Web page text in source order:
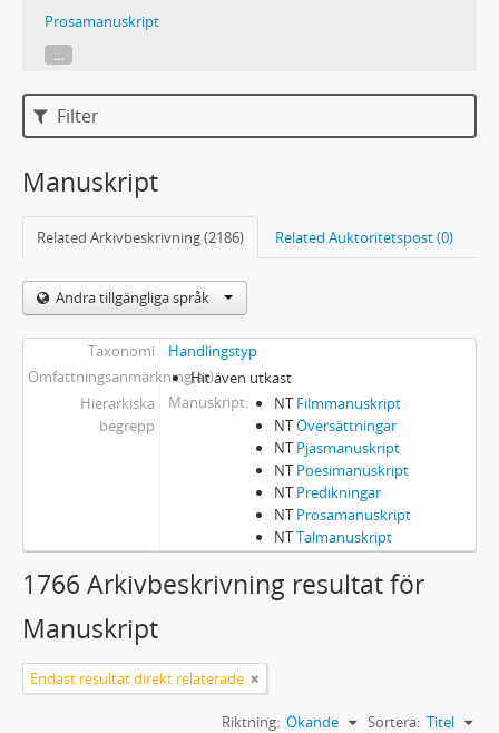
Prosamanuskript
...
Filter
Manuskript
Related Arkivbeskrivning (2186) Related Auktoritetspost (0)
Andra tillgängliga språk
Taxonomi
Handlingstyp
Omfattningsanmärkning(ar)Hit även utkast
Hierarkiska
begrepp
Manuskript NT Filmmanuskript
NTÖversättningar
NT Pjäsmanuskript
NT Poesimanuskript
NT Predikningar
NT Prosamanuskript
NTTalmanuskript
1766 Arkivbeskrivning resultat för
Manuskript
Endast resultat direkt relaterade
Sortera: Titel
Riktning: Ökande